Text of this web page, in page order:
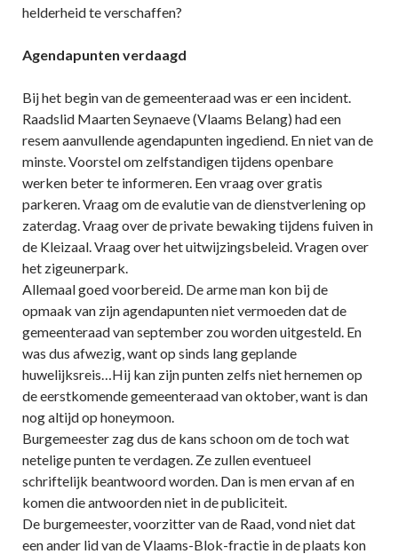
helderheid te verschaffen?
Agendapunten verdaagd
Bij het begin van de gemeenteraad was er een incident.
Raadslid Maarten Seynaeve (Vlaams Belang) had een
resem aanvullende agendapunten ingediend. En niet van de
minste. Voorstel om zelfstandigen tijdens openbare
werken beter te informeren. Een vraag over gratis
parkeren. Vraag om de evalutie van de dienstverlening op
zaterdag. Vraag over de private bewaking tijdens fuiven in
de Kleizaal. Vraag over het uitwijzingsbeleid. Vragen over
het zigeunerpark.
Allemaal goed voorbereid. De arme man kon bij de
opmaak van zijn agendapunten niet vermoeden dat de
gemeenteraad van september zou worden uitgesteld. En
was dus afwezig, want op sinds lang geplande
huwelijksreis…Hij kan zijn punten zelfs niet hernemen op
de eerstkomende gemeenteraad van oktober, want is dan
nog altijd op honeymoon.
Burgemeester zag dus de kans schoon om de toch wat
netelige punten te verdagen. Ze zullen eventueel
schriftelijk beantwoord worden. Dan is men ervan af en
komen die antwoorden niet in de publiciteit.
De burgemeester, voorzitter van de Raad, vond niet dat
een ander lid van de Vlaams-Blok-fractie in de plaats kon